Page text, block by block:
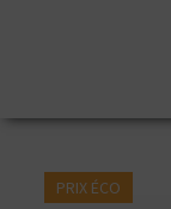
PRIX ÉCO